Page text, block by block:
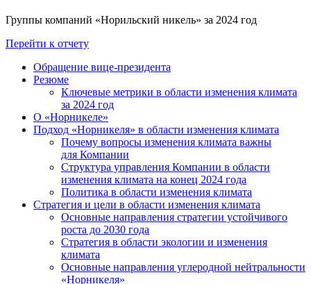
Группы компаний «Норильский никель» за 2024 год
Перейти к отчету
Обращение вице-президента
Резюме
Ключевые метрики в области изменения климата
за 2024 год
О «Норникеле»
Подход «Норникеля» в области изменения климата
Почему вопросы изменения климата важны
для Компании
Структура управления Компании в области
изменения климата на конец 2024 года
Политика в области изменения климата
Стратегия и цели в области изменения климата
Основные направления стратегии устойчивого
роста до 2030 года
Стратегия в области экологии и изменения
климата
Основные направления углеродной нейтральности
«Норникеля»